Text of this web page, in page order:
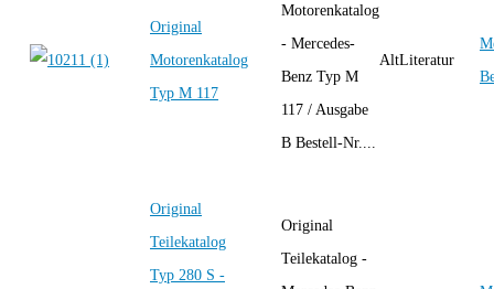
Original
Motorenkatalog
Typ M 117
Motorenkatalog
- Mercedes-
Benz Typ M
117 / Ausgabe
B Bestell-Nr....
AltLiteratur
Original
Teilekatalog
Typ 280 S -
Original
Teilekatalog -